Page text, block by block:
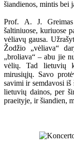
šiandienos, mintis bei
Prof. A. J. Greimas
šaltiniuose, kuriuose
vėliavų gausa.
Žodžio „vėliava“
„broliava“ – abu jie
vėlių. Tad lietuvių
mirusiųjų. Savo
savimi ir semdavosi
lietuvių dainos, per
praeityje, ir šiandien,